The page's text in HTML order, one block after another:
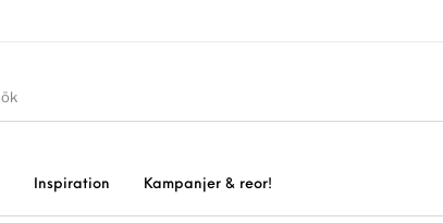
Inspiration Kampanjer & reor!